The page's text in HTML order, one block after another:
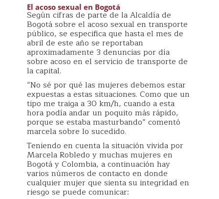
El acoso sexual en Bogotá
Según cifras de parte de la Alcaldía de
Bogotá sobre el acoso sexual en transporte
público, se especifica que hasta el mes de
abril de este año se reportaban
aproximadamente 3 denuncias por día
sobre acoso en el servicio de transporte de
la capital.
“No sé por qué las mujeres debemos estar
expuestas a estas situaciones. Como que un
tipo me traiga a 30 km/h, cuando a esta
hora podía andar un poquito más rápido,
porque se estaba masturbando” comentó
marcela sobre lo sucedido.
Teniendo en cuenta la situación vivida por
Marcela Robledo y muchas mujeres en
Bogotá y Colombia, a continuación hay
varios números de contacto en donde
cualquier mujer que sienta su integridad en
riesgo se puede comunicar: